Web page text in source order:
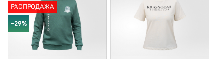
РАСПРОДАЖА
−29%